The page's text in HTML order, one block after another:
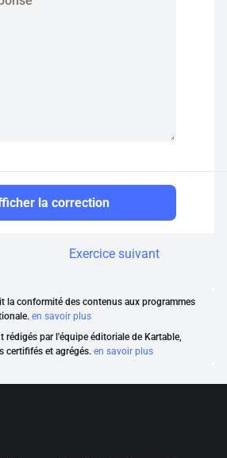
la correction
Exercice suivant
la conformité des contenus aux programmes
en savoir plus
rédigés par l'équipe éditoriale de Kartable,
certififés et agrégés. en savoir plus